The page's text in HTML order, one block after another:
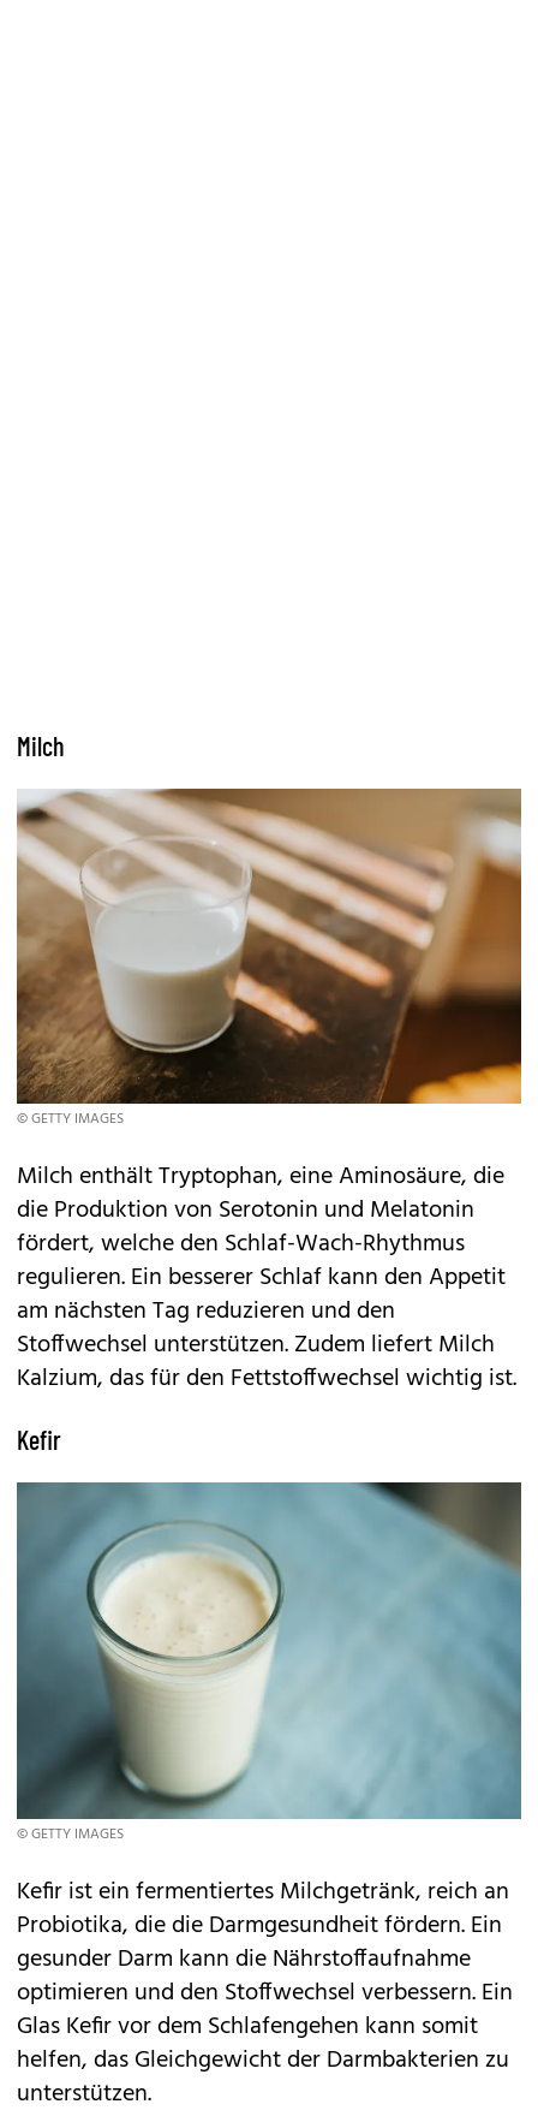
Milch
© GETTY IMAGES
Milch enthält Tryptophan, eine Aminosäure, die
die Produktion von Serotonin und Melatonin
fördert, welche den Schlaf-Wach-Rhythmus
regulieren. Ein besserer Schlaf kann den Appetit
am nächsten Tag reduzieren und den
Stoffwechsel unterstützen. Zudem liefert Milch
Kalzium, das für den Fettstoffwechsel wichtig ist.
Kefir
© GETTY IMAGES
Kefir ist ein fermentiertes Milchgetränk, reich an
Probiotika, die die Darmgesundheit fördern. Ein
gesunder Darm kann die Nährstoffaufnahme
optimieren und den Stoffwechsel verbessern. Ein
Glas Kefir vor dem Schlafengehen kann somit
helfen, das Gleichgewicht der Darmbakterien zu
unterstützen.